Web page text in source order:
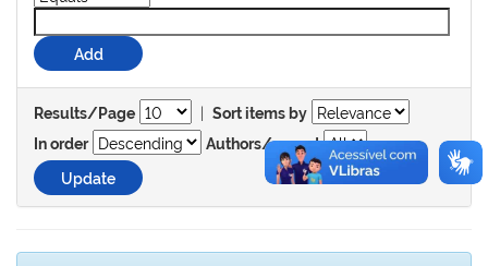
Results/Page | Sort items by
In order
Authors/record